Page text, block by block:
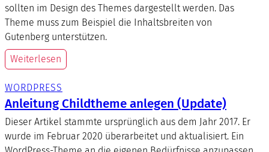
sollten im Design des Themes dargestellt werden. Das
Theme muss zum Beispiel die Inhaltsbreiten von
Gutenberg unterstützen.
Weiterlesen
WORDPRESS
Anleitung Childtheme anlegen (Update)
Dieser Artikel stammte ursprünglich aus dem Jahr 2017. Er
wurde im Februar 2020 überarbeitet und aktualisiert. Ein